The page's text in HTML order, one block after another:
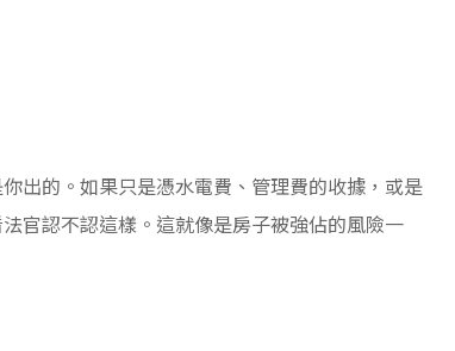
出的。如果只是憑水電費、管理費的收據，或是
官認不認這樣。這就像是房子被強佔的風險一